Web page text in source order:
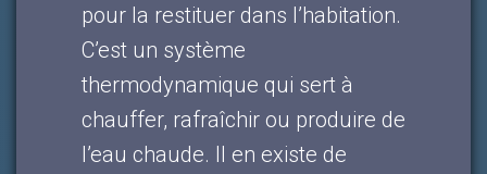
pour la restituer dans l’habitation.
C’est un système
thermodynamique qui sert à
chauffer, rafraîchir ou produire de
l’eau chaude. Il en existe de